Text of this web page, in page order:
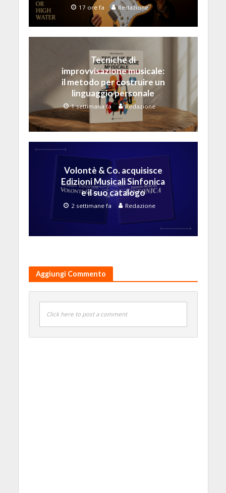
17 ore fa Redazione
Tecniche di
improvvisazione musicale:
il metodo per costruire un
linguaggio personale
1 settimana fa Redazione
Volontè & Co. acquisisce
Edizioni Musicali Sinfonica
e il suo catalogo
2 settimane fa Redazione
Aggiungi Commento
Click here to post a comment